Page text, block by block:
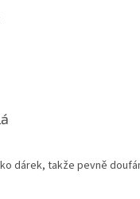
je 5 z 5 hvězdiček.
je 5 z 5 hvězdiček.
dárek, takže pevně